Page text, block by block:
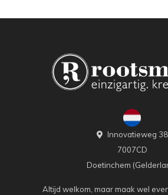
Innovatieweg 38
7007CD
Doetinchem
Altijd welkom, maar maak wel